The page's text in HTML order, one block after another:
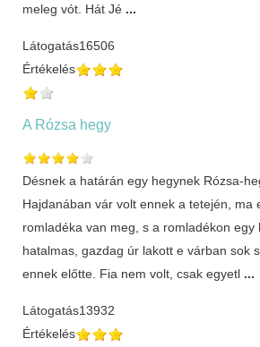
meleg vót. Hát Jé ...
Látogatás16506
Értékelés
A Rózsa hegy
Désnek a határán egy hegynek Rózsa-
Hajdanában vár volt ennek a tetején, ma
romladéka van meg, s a romladékon egy
hatalmas, gazdag úr lakott e várban sok
ennek előtte. Fia nem volt, csak egyetl ...
Látogatás13932
Értékelés